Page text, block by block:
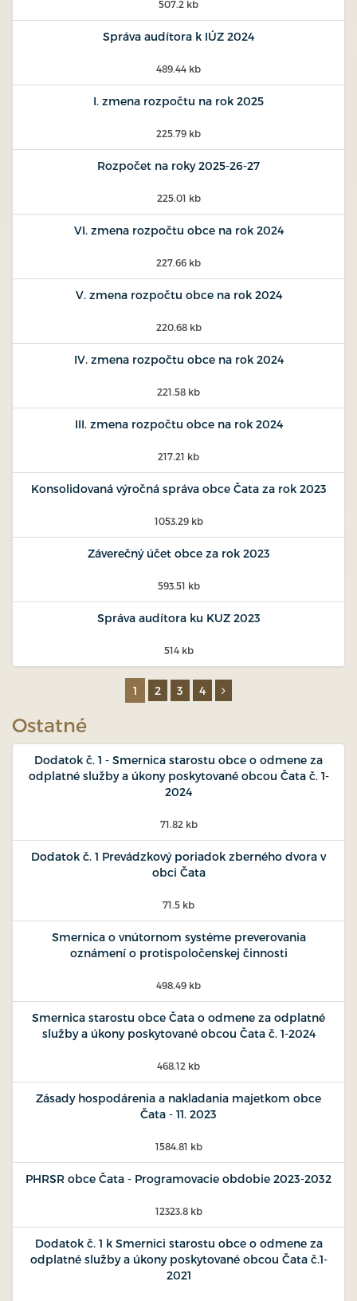
507.2 kb
Správa audítora k IÚZ 2024
489.44 kb
I. zmena rozpočtu na rok 2025
225.79 kb
Rozpočet na roky 2025-26-27
225.01 kb
VI. zmena rozpočtu obce na rok 2024
227.66 kb
V. zmena rozpočtu obce na rok 2024
220.68 kb
IV. zmena rozpočtu obce na rok 2024
221.58 kb
III. zmena rozpočtu obce na rok 2024
217.21 kb
Konsolidovaná výročná správa obce Čata za rok 2023
1053.29 kb
Záverečný účet obce za rok 2023
593.51 kb
Správa audítora ku KUZ 2023
514 kb
1 2 3 4
Ostatné
Dodatok č. 1 - Smernica starostu obce o odmene za
odplatné služby a úkony poskytované obcou Čata č. 1-
2024
71.82 kb
Dodatok č. 1 Prevádzkový poriadok zberného dvora v
obci Čata
71.5 kb
Smernica o vnútornom systéme preverovania
oznámení o protispoločenskej činnosti
498.49 kb
Smernica starostu obce Čata o odmene za odplatné
služby a úkony poskytované obcou Čata č. 1-2024
468.12 kb
Zásady hospodárenia a nakladania majetkom obce
Čata - 11. 2023
1584.81 kb
PHRSR obce Čata - Programovacie obdobie 2023-2032
12323.8 kb
Dodatok č. 1 k Smernici starostu obce o odmene za
odplatné služby a úkony poskytované obcou Čata č.1-
2021